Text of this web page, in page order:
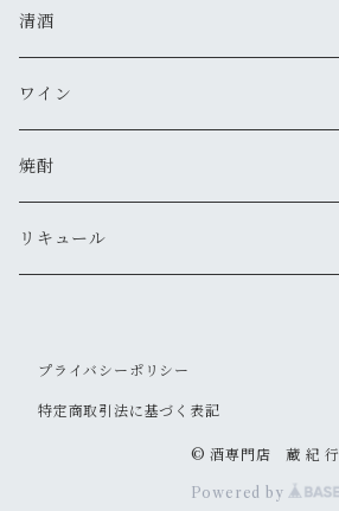
清酒
MIYASAKA
真澄
夜明け前
帰山
ワイン
ドメーヌ・コーセイ
安曇野ワイナリー
焼酎
千曲錦・帰山
リキュール
その他
プライバシーポリシー
特定商取引法に基づく表記
© 酒専門店 蔵 紀 行
Powered by